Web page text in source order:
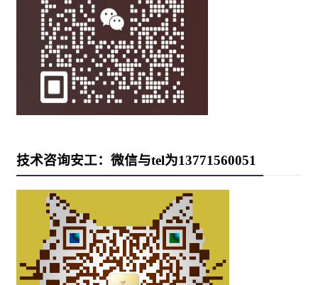
技术咨询安工：微信与tel为13771560051